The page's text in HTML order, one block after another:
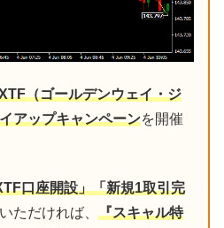
（ゴールデンウェイ・ジ
アップキャンペーンを開催
口座開設」「新規1取引完
ただければ、 『スキャル特